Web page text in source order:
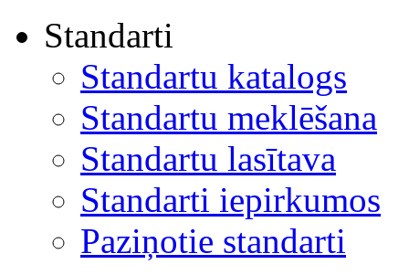
Standarti
Standartu katalogs
Standartu meklēšana
Standartu lasītava
Standarti iepirkumos
Paziņotie standarti